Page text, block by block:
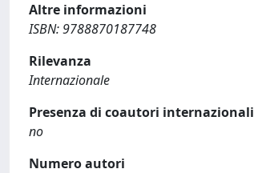
Altre informazioni
ISBN: 9788870187748
Rilevanza
Internazionale
Presenza di coautori internazionali
no
Numero autori